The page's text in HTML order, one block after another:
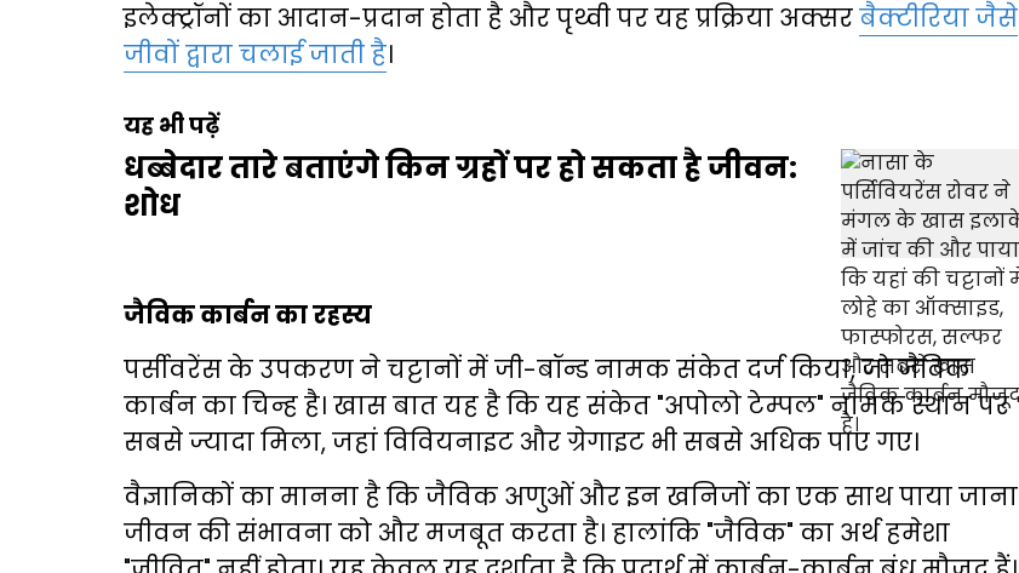
इलेक्ट्रॉनों का आदान-प्रदान होता है और पृथ्वी पर यह प्रक्रिया अक्सरबैक्टीरिया जैसे
जीवों द्वारा चलाई जाती है।
यह भी पढ़ें
धब्बेदार तारे बताएंगे किन ग्रहों पर हो सकता है जीवन:
शोध
जैविक कार्बन का रहस्य
पर्सीवरेंस के उपकरण ने चट्टानों में जी-बॉन्ड नामक संकेत दर्ज किया, जो जैविक
कार्बन का चिन्ह है। खास बात यह है कि यह संकेत "अपोलो टेम्पल" नामक स्थान पर
सबसे ज्यादा मिला, जहां विवियनाइट और ग्रेगाइट भी सबसे अधिक पाए गए।
वैज्ञानिकों का मानना है कि जैविक अणुओं और इन खनिजों का एक साथ पाया जाना
जीवन की संभावना को और मजबूत करता है। हालांकि "जैविक" का अर्थ हमेशा